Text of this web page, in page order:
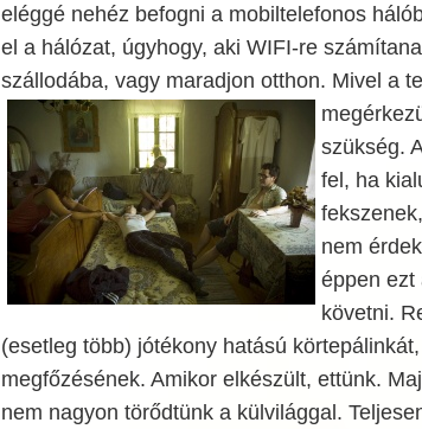
eléggé nehéz befogni a mobiltelefonos
el a hálózat, úgyhogy, aki WIFI-re
szállodába, vagy maradjon otthon. Mivel a
szükség.
fel, ha
nem
éppen ezt
követni.
(esetleg több) jótékony hatású
megfőzésének. Amikor elkészült, ettünk.
nem nagyon törődtünk a külvilággal.